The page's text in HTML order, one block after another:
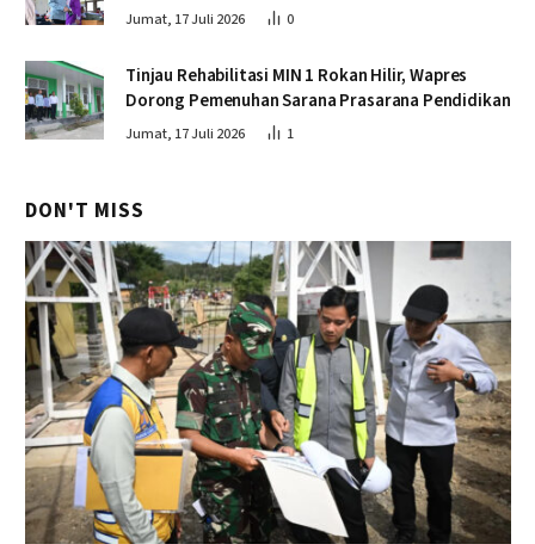
Jumat, 17 Juli 2026 0
Tinjau Rehabilitasi MIN 1 Rokan Hilir, Wapres
Dorong Pemenuhan Sarana Prasarana Pendidikan
Jumat, 17 Juli 2026 1
DON'T MISS